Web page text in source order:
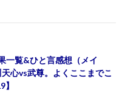
一覧&ひと言感想（メイ
心vs武尊。よくここまでこ